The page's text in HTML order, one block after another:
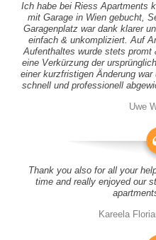
Ich habe bei Riess Apartments
mit Garage in Wien gebucht,
Garagenplatz war dank klarer
einfach & unkompliziert. Auf
Aufenthaltes wurde stets promt
eine Verkürzung der
einer kurzfristigen Änderung
schnell und professionell
Uwe
Thank you also for all your
time and really enjoyed our
Kareela